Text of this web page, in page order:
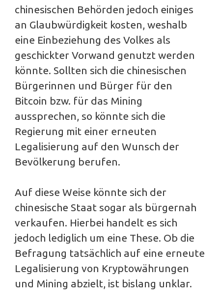
chinesischen Behörden jedoch einiges
an Glaubwürdigkeit kosten, weshalb
eine Einbeziehung des Volkes als
geschickter Vorwand genutzt werden
könnte. Sollten sich die chinesischen
Bürgerinnen und Bürger für den
Bitcoin bzw. für das Mining
aussprechen, so könnte sich die
Regierung mit einer erneuten
Legalisierung auf den Wunsch der
Bevölkerung berufen.
Auf diese Weise könnte sich der
chinesische Staat sogar als bürgernah
verkaufen. Hierbei handelt es sich
jedoch lediglich um eine These. Ob die
Befragung tatsächlich auf eine erneute
Legalisierung von Kryptowährungen
und Mining abzielt, ist bislang unklar.